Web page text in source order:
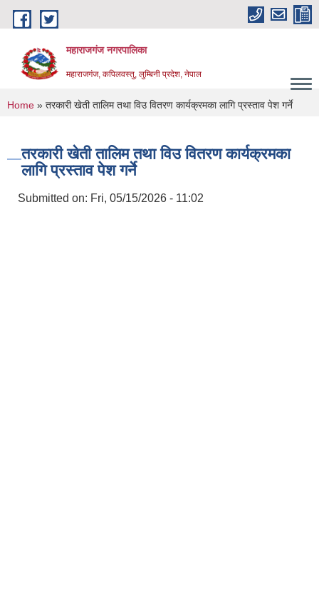
Skip to main content
महाराजगंज नगरपालिका
महाराजगंज, कपिलवस्तु, लुम्बिनी प्रदेश, नेपाल
You are here
Home » तरकारी खेती तालिम तथा विउ वितरण कार्यक्रमका लागि प्रस्ताव पेश गर्ने
तरकारी खेती तालिम तथा विउ वितरण कार्यक्रमका
लागि प्रस्ताव पेश गर्ने
Submitted on: Fri, 05/15/2026 - 11:02